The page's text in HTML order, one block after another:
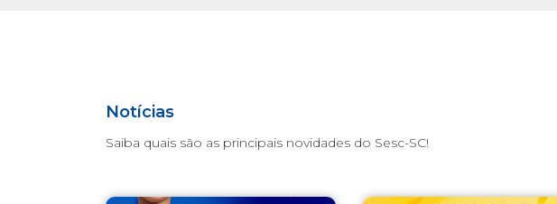
Notícias
Saiba quais são as principais novidades do Sesc-SC!